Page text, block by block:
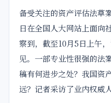
备受关注的资产评估法草
日在全国人大网站上面向
察到，截至10月5日上午
见。一部专业性很强的法
稿有何进步之处？我国
远？记者采访了业内权威人